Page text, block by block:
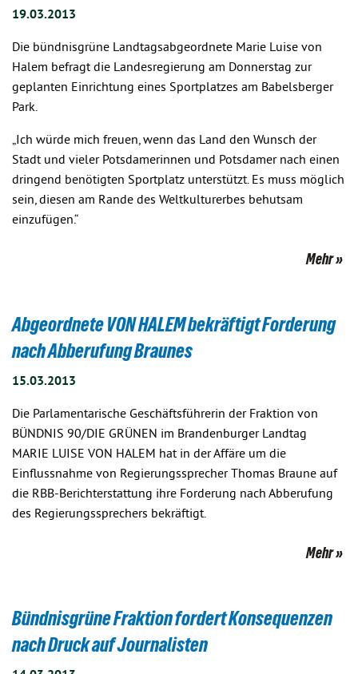
19.03.2013
Die bündnisgrüne Landtagsabgeordnete Marie Luise von
Halem befragt die Landesregierung am Donnerstag zur
geplanten Einrichtung eines Sportplatzes am Babelsberger
Park.
„Ich würde mich freuen, wenn das Land den Wunsch der
Stadt und vieler Potsdamerinnen und Potsdamer nach einen
dringend benötigten Sportplatz unterstützt. Es muss möglich
sein, diesen am Rande des Weltkulturerbes behutsam
einzufügen.“
Mehr
Abgeordnete VON HALEM bekräftigt Forderung
nach Abberufung Braunes
15.03.2013
Die Parlamentarische Geschäftsführerin der Fraktion von
BÜNDNIS 90/DIE GRÜNEN im Brandenburger Landtag
MARIE LUISE VON HALEM hat in der Affäre um die
Einflussnahme von Regierungssprecher Thomas Braune auf
die RBB-Berichterstattung ihre Forderung nach Abberufung
des Regierungssprechers bekräftigt.
Mehr
Bündnisgrüne Fraktion fordert Konsequenzen
nach Druck auf Journalisten